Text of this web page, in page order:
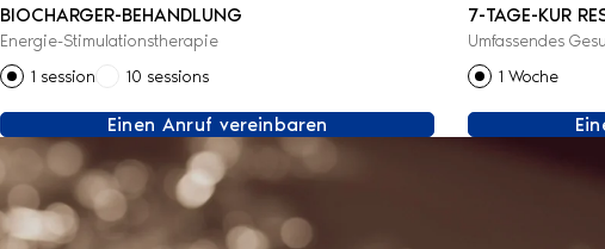
BIOCHARGER-BEHANDLUNG
Energie-Stimulationstherapie
1 session
10 sessions
Einen Anruf vereinbaren
7-TAGE-KUR
Umfassendes
1 Woche